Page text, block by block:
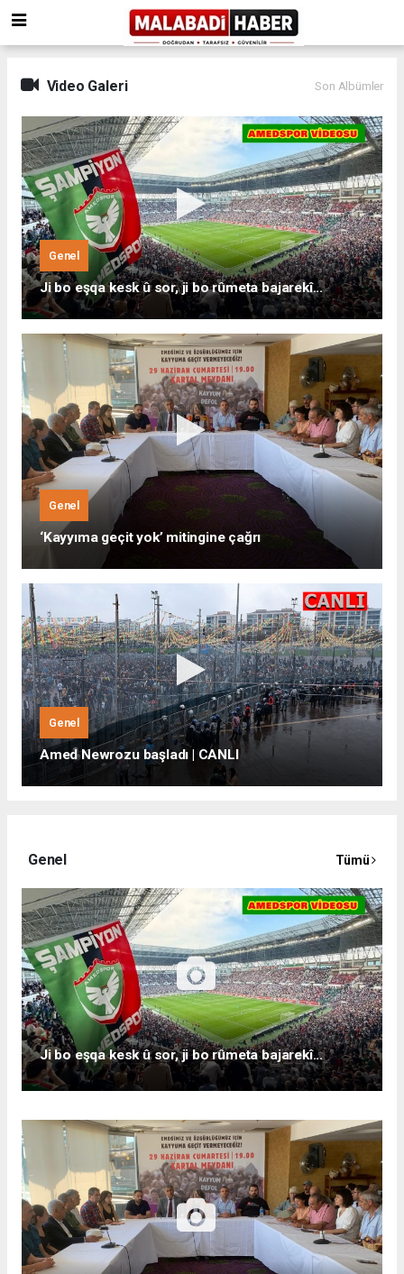
Video Galeri Son Albümler
Genel
Ji bo eşqa kesk û sor, ji bo rûmeta bajarekî...
Genel
‘Kayyıma geçit yok’ mitingine çağrı
Genel
Amed Newrozu başladı | CANLI
Genel Tümü
Ji bo eşqa kesk û sor, ji bo rûmeta bajarekî...